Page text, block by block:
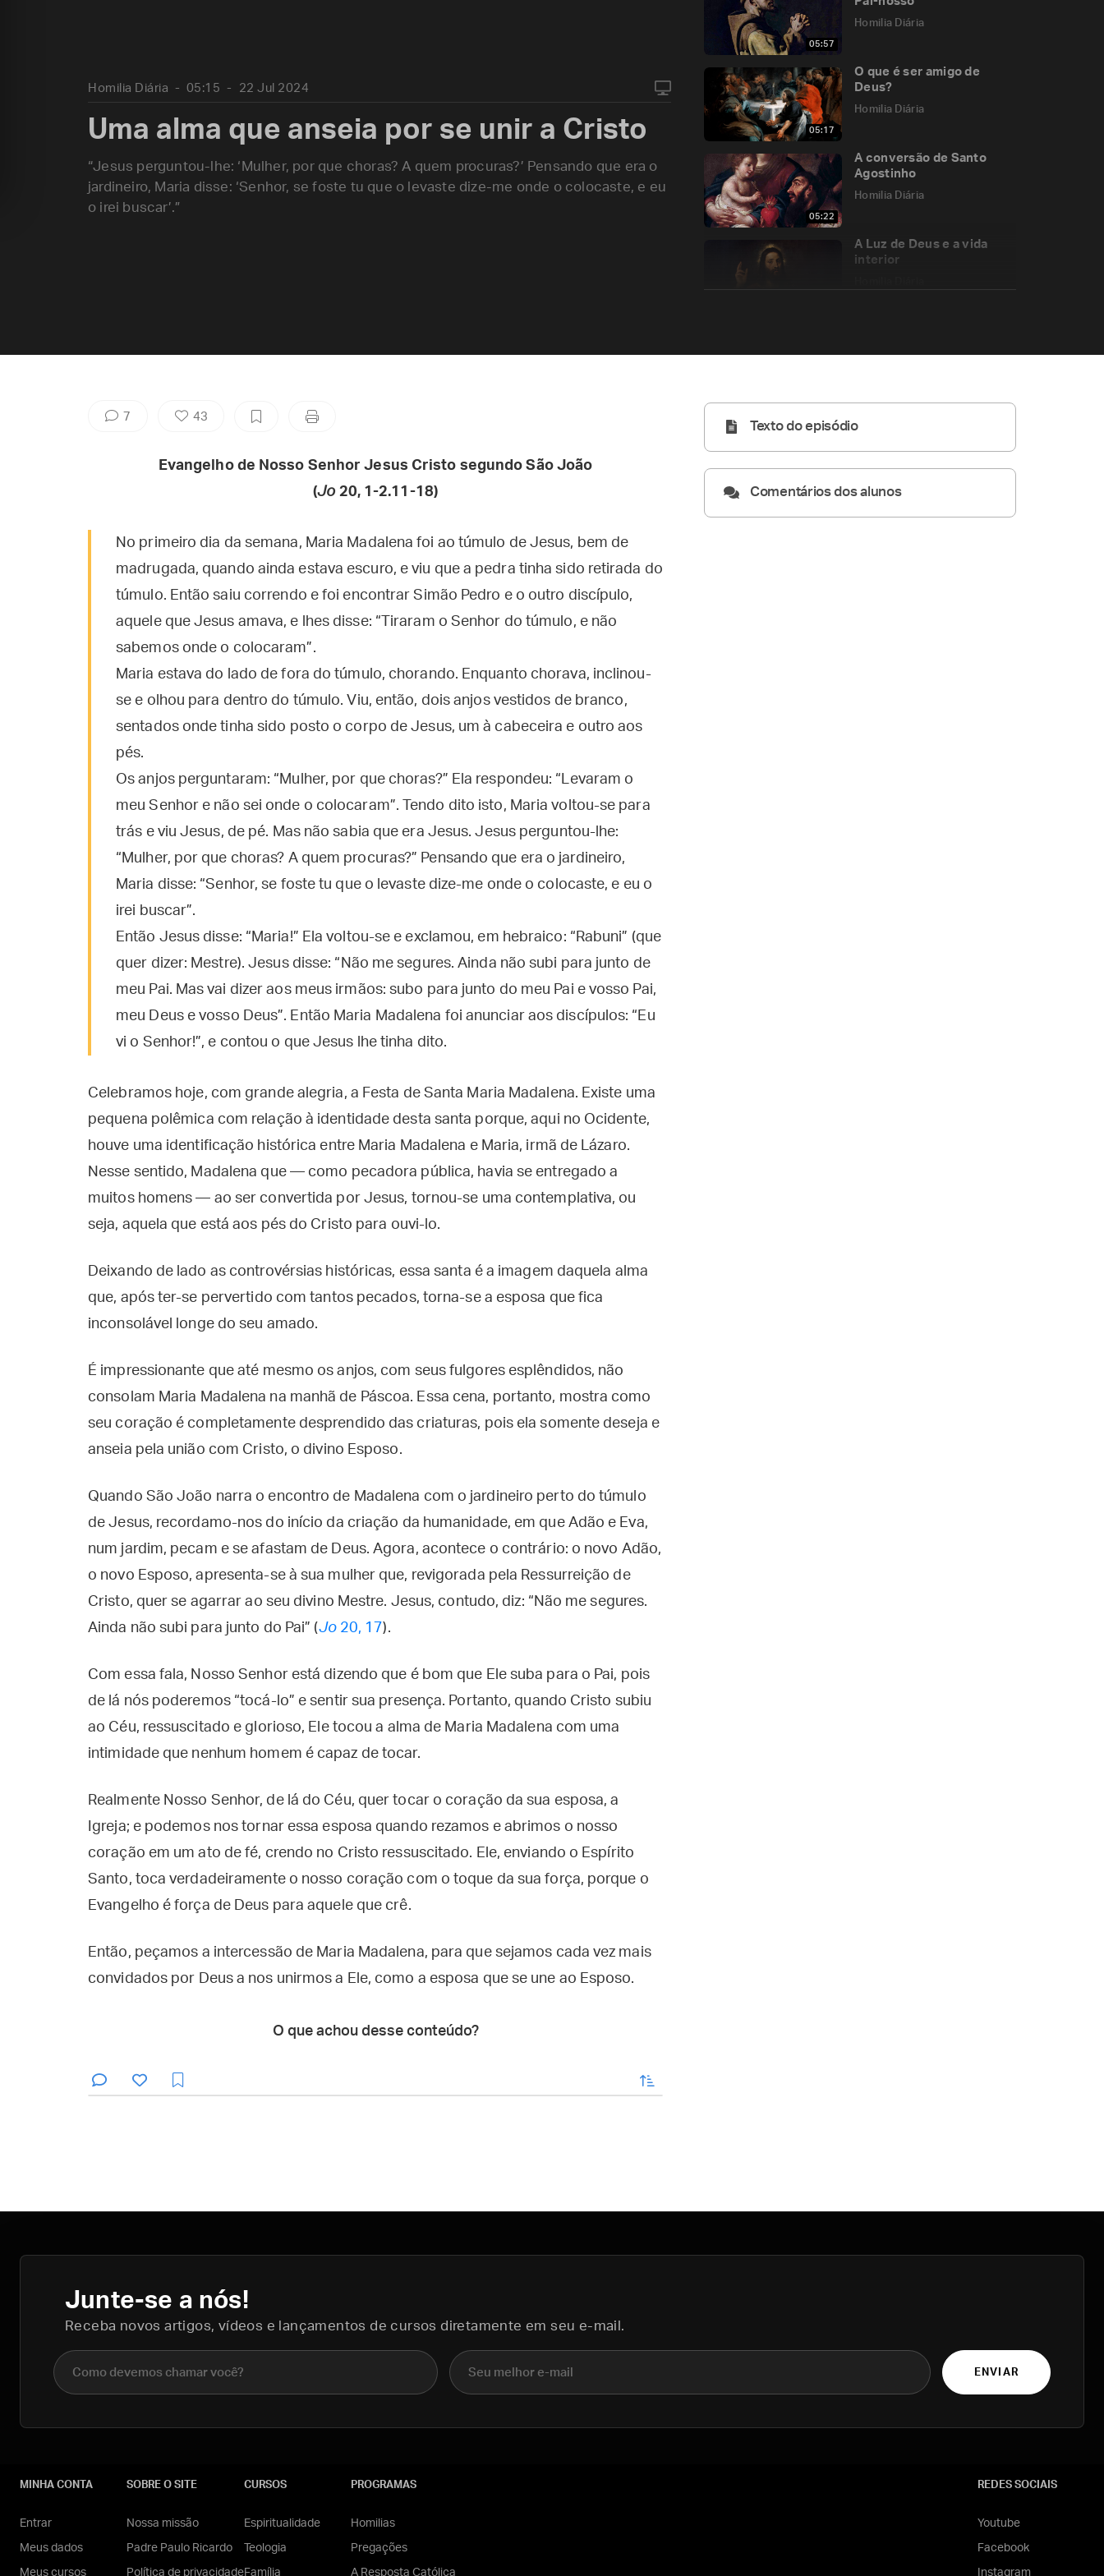
05:57
Homilia Diária
05:17
O que é ser amigo de
Deus?
Homilia Diária
05:22
A conversão de Santo
Agostinho
Homilia Diária
A Luz de Deus e a vida
interior
Homilia Diária 05:15 22 Jul 2024
Uma alma que anseia por se unir a Cristo
“Jesus perguntou-lhe: ‘Mulher, por que choras? A quem procuras?’ Pensando que era o
jardineiro, Maria disse: ‘Senhor, se foste tu que o levaste dize-me onde o colocaste, e eu
o irei buscar’.”
7 43
Evangelho de Nosso Senhor Jesus Cristo segundo São João
(Jo 20, 1-2.11-18)
No primeiro dia da semana, Maria Madalena foi ao túmulo de Jesus, bem de
madrugada, quando ainda estava escuro, e viu que a pedra tinha sido retirada do
túmulo. Então saiu correndo e foi encontrar Simão Pedro e o outro discípulo,
aquele que Jesus amava, e lhes disse: “Tiraram o Senhor do túmulo, e não
sabemos onde o colocaram”.
Maria estava do lado de fora do túmulo, chorando. Enquanto chorava, inclinou-
se e olhou para dentro do túmulo. Viu, então, dois anjos vestidos de branco,
sentados onde tinha sido posto o corpo de Jesus, um à cabeceira e outro aos
pés.
Os anjos perguntaram: “Mulher, por que choras?” Ela respondeu: “Levaram o
meu Senhor e não sei onde o colocaram”. Tendo dito isto, Maria voltou-se para
trás e viu Jesus, de pé. Mas não sabia que era Jesus. Jesus perguntou-lhe:
“Mulher, por que choras? A quem procuras?” Pensando que era o jardineiro,
Maria disse: “Senhor, se foste tu que o levaste dize-me onde o colocaste, e eu o
irei buscar”.
Então Jesus disse: “Maria!” Ela voltou-se e exclamou, em hebraico: “Rabuni” (que
quer dizer: Mestre). Jesus disse: “Não me segures. Ainda não subi para junto de
meu Pai. Mas vai dizer aos meus irmãos: subo para junto do meu Pai e vosso Pai,
meu Deus e vosso Deus”. Então Maria Madalena foi anunciar aos discípulos: “Eu
vi o Senhor!”, e contou o que Jesus lhe tinha dito.
Celebramos hoje, com grande alegria, a Festa de Santa Maria Madalena. Existe uma
pequena polêmica com relação à identidade desta santa porque, aqui no Ocidente,
houve uma identificação histórica entre Maria Madalena e Maria, irmã de Lázaro.
Nesse sentido, Madalena que — como pecadora pública, havia se entregado a
muitos homens — ao ser convertida por Jesus, tornou-se uma contemplativa, ou
seja, aquela que está aos pés do Cristo para ouvi-lo.
Deixando de lado as controvérsias históricas, essa santa é a imagem daquela alma
que, após ter-se pervertido com tantos pecados, torna-se a esposa que fica
inconsolável longe do seu amado.
É impressionante que até mesmo os anjos, com seus fulgores esplêndidos, não
consolam Maria Madalena na manhã de Páscoa. Essa cena, portanto, mostra como
seu coração é completamente desprendido das criaturas, pois ela somente deseja e
anseia pela união com Cristo, o divino Esposo.
Quando São João narra o encontro de Madalena com o jardineiro perto do túmulo
de Jesus, recordamo-nos do início da criação da humanidade, em que Adão e Eva,
num jardim, pecam e se afastam de Deus. Agora, acontece o contrário: o novo Adão,
o novo Esposo, apresenta-se à sua mulher que, revigorada pela Ressurreição de
Cristo, quer se agarrar ao seu divino Mestre. Jesus, contudo, diz: “Não me segures.
Ainda não subi para junto do Pai” (Jo20, 17).
Com essa fala, Nosso Senhor está dizendo que é bom que Ele suba para o Pai, pois
de lá nós poderemos “tocá-lo” e sentir sua presença. Portanto, quando Cristo subiu
ao Céu, ressuscitado e glorioso, Ele tocou a alma de Maria Madalena com uma
intimidade que nenhum homem é capaz de tocar.
Realmente Nosso Senhor, de lá do Céu, quer tocar o coração da sua esposa, a
Igreja; e podemos nos tornar essa esposa quando rezamos e abrimos o nosso
coração em um ato de fé, crendo no Cristo ressuscitado. Ele, enviando o Espírito
Santo, toca verdadeiramente o nosso coração com o toque da sua força, porque o
Evangelho é força de Deus para aquele que crê.
Então, peçamos a intercessão de Maria Madalena, para que sejamos cada vez mais
convidados por Deus a nos unirmos a Ele, como a esposa que se une ao Esposo.
O que achou desse conteúdo?
enviar
Texto do episódio
Comentários dos alunos
Junte-se a nós!
Receba novos artigos, vídeos e lançamentos de cursos diretamente em seu e-mail.
Nome completo E-mail
ENVIAR
MINHA CONTA
Entrar
Meus dados
Meus cursos
SOBRE O SITE
Nossa missão
Padre Paulo Ricardo
Política de privacidade
CURSOS
Espiritualidade
Teologia
Família
PROGRAMAS
Homilias
Pregações
A Resposta Católica
REDES SOCIAIS
Youtube
Facebook
Instagram